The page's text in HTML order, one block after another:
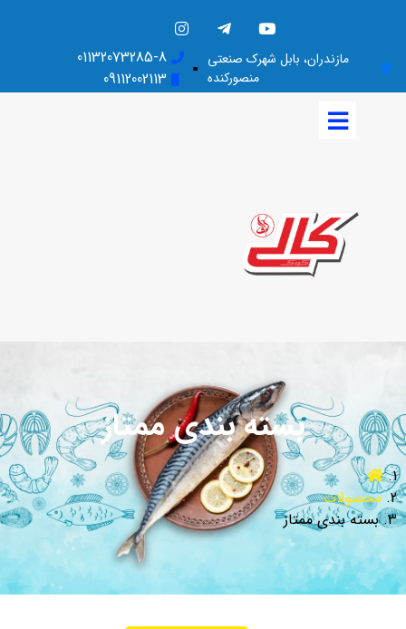
مازندران، بابل شهرک صنعتی
منصورکنده
01132073285-8
09112002113
بسته بندی ممتاز
محصولات
بسته بندی ممتاز